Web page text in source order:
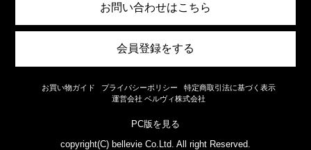
お問い合わせはこちら
会員登録をする
お買い物ガイド プライバシーポリシー
特定商取引法に基づく表示
運営会社 ベルヴィ株式会社
PC版を見る
copyright(C) bellevie Co.Ltd. All right Reserved.